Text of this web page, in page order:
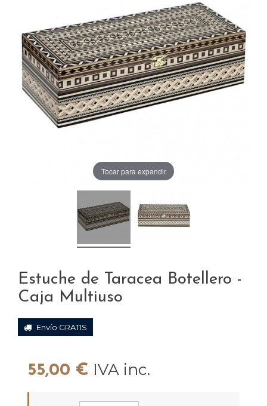
Tocar para expandir
Estuche de Taracea Botellero -
Caja Multiuso
Envío GRATIS
55,00 € IVA inc.